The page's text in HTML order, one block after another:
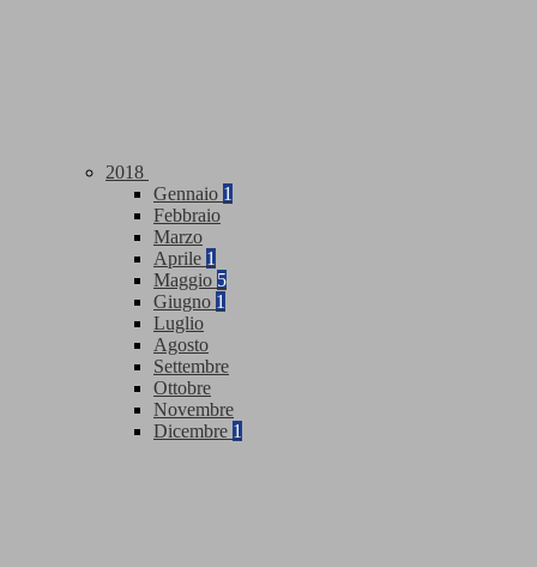
2018
Gennaio 1
Febbraio
Marzo
Aprile 1
Maggio 5
Giugno 1
Luglio
Agosto
Settembre
Ottobre
Novembre
Dicembre 1